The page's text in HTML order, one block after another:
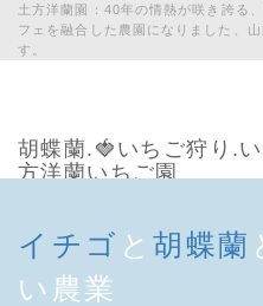
土方洋蘭園：40年の情熱が咲き誇る
フェを融合した農園になりました、
す。
胡蝶蘭.🍓いちご狩り.
方洋蘭いちご園
イチゴ と 胡蝶蘭
い農業